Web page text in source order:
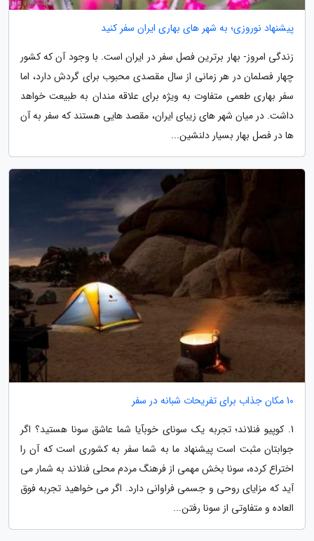
پیشنهاد نوروزی؛ به شهر های بهاری ایران سفر کنید
زندگی امروز- بهار برترین فصل سفر در ایران است. با وجود آن که کشور
چهار فصلمان در هر زمانی از سال مقصدی محبوب برای گردش دارد، اما
سفر بهاری طعمی متفاوت به ویژه برای علاقه مندان به طبیعت خواهد
داشت. در میان شهر های زیبای ایران، مقصد هایی هستند که سفر به آن
ها در فصل بهار بسیار دلنشین...
10 مکان جذاب برای تفریحات شبانه در سفر
1. کوپیو فنلاند؛ تجربه یک سونای خوبآیا شما عاشق سونا هستید؟ اگر
جوابتان مثبت است پیشنهاد ما به شما سفر به کشوری است که آن را
اختراع کرده، سونا بخش مهمی از فرهنگ مردم محلی فنلاند به شمار می
آید که مزایای روحی و جسمی فراوانی دارد. اگر می خواهید تجربه فوق
العاده و متفاوتی از سونا رفتن...